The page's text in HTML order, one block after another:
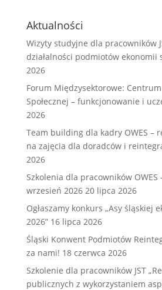
Aktualności
Wizyty studyjne dla pracowników
działalności podmiotów ekonomii
2026
Forum Międzysektorowe:
Społecznej – funkcjonowanie i
2026
Team building dla kadry OWES –
na zajęcia dla doradców i
2026
Szkolenia dla pracowników OWES
wrzesień 2026 20 lipca 2026
Ogłaszamy konkurs „Asy śląskiej
2026” 16 lipca 2026
Śląski Konwent Podmiotów
za nami! 18 czerwca 2026
Szkolenie dla pracowników JST
publicznych z wykorzystaniem